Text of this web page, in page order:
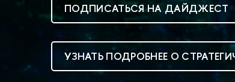
ПОДПИСАТЬСЯ НА ДАЙДЖЕСТ
УЗНАТЬ ПОДРОБНЕЕ О